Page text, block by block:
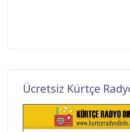
Ücretsiz Kürtçe